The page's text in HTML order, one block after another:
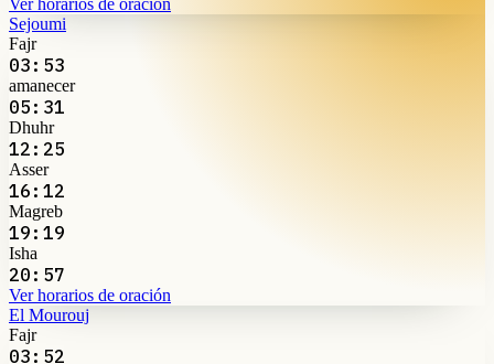
Sejoumi
Fajr
03:53
amanecer
05:31
Dhuhr
12:25
Asser
16:12
Magreb
19:19
Isha
20:57
Ver horarios de oración
El Mourouj
Fajr
03:52